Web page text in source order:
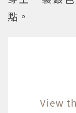
點。
View